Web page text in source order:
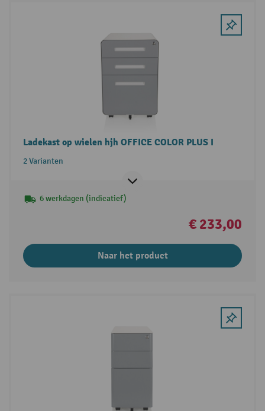
Ladekast op wielen hjh OFFICE COLOR PLUS I
2 Varianten
6 werkdagen (indicatief)
€ 233,00
Naar het product